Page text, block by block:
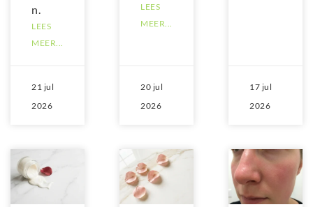
n.
LEES
MEER...
21 jul
2026
LEES
MEER...
20 jul
2026
17 jul
2026